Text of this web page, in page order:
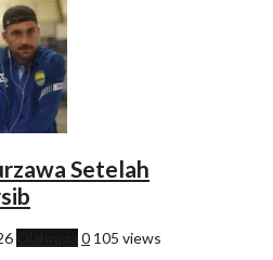
Setelah
0 105 views